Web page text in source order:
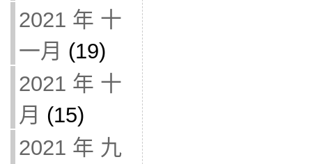
2021 年 十
一月 (19)
2021 年 十
月 (15)
2021 年 九